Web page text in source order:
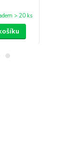
> 20 ks